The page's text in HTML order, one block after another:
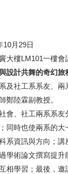
10月29日
大樓LM101一樓會
設計共舞的奇幻旅
及社工系系友、兩
鄭陸霖副教授。
會、社工兩系系友
同時也使兩系的大
系資訊與方向；講
學術論文撰寫提升
相學習；最後，邀